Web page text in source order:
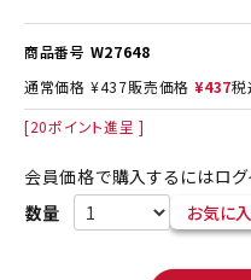
商品番号 W27648
通常価格 ¥437販売価格 ¥437税
[20ポイント進呈 ]
会員価格で購入するにはログ
お気に